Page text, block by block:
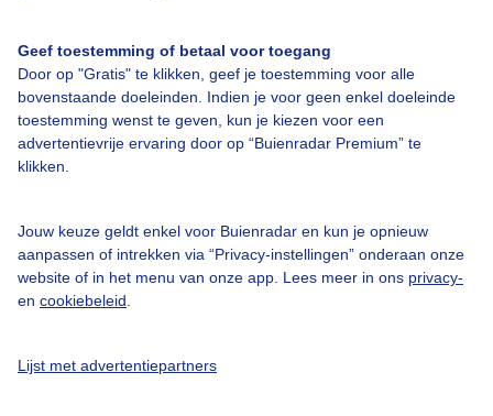
Geef toestemming of betaal voor toegang
Door op "Gratis" te klikken, geef je toestemming voor alle
bovenstaande doeleinden. Indien je voor geen enkel doeleinde
toestemming wenst te geven, kun je kiezen voor een
advertentievrije ervaring door op “Buienradar Premium” te
klikken.
Jouw keuze geldt enkel voor Buienradar en kun je opnieuw
aanpassen of intrekken via “Privacy-instellingen” onderaan onze
website of in het menu van onze app. Lees meer in ons privacy-
en cookiebeleid
Lijst met advertentiepartners
Bedrijfsgegevens
Veelgestelde vragen
Contact
Adverteren
Buienradar Team
Cookie beleid